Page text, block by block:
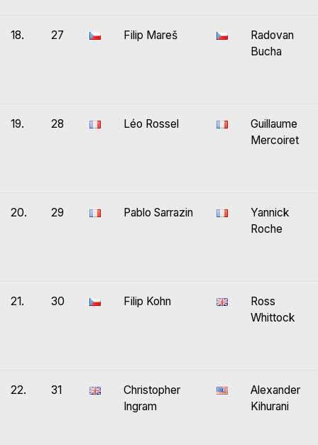
18. 27 Filip Mareš
Radovan
Bucha
19. 28 Léo Rossel
Guillaume
Mercoiret
20. 29 Pablo Sarrazin
Yannick
Roche
21. 30 Filip Kohn
Ross
Whittock
22. 31
Christopher
Ingram
Alexander
Kihurani